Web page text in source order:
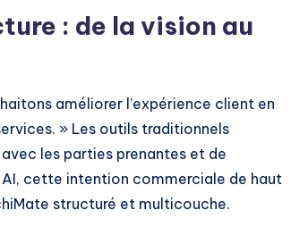
: de la vision au
améliorer l’expérience client en
» Les outils traditionnels
les parties prenantes et de
cette intention commerciale de haut
structuré et multicouche.